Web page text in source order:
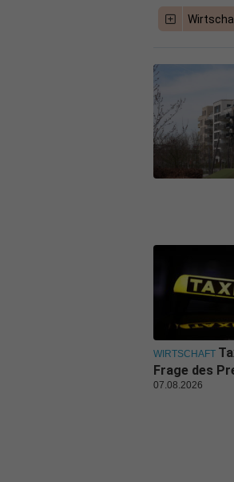
WIRTSCHAFT
Frage des
07.08.2026